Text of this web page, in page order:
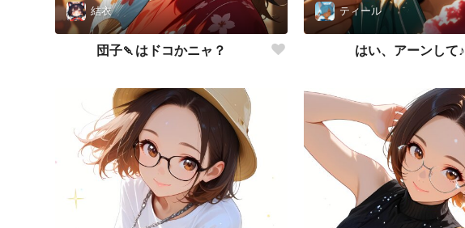
結衣
団子🍡はドコかニャ？
ティール
はい、アーンして♪